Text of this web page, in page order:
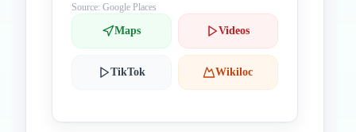
Source: Google Places
Maps Videos
TikTok Wikiloc